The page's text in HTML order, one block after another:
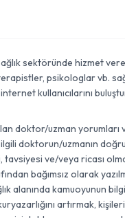
sektöründe hizmet
psikologlar vb.
kullanıcılarını
doktor/uzman yorumları
doktorun/uzmanın
ve/veya ricası
bağımsız olarak
alanında kamuoyunun
artırmak,